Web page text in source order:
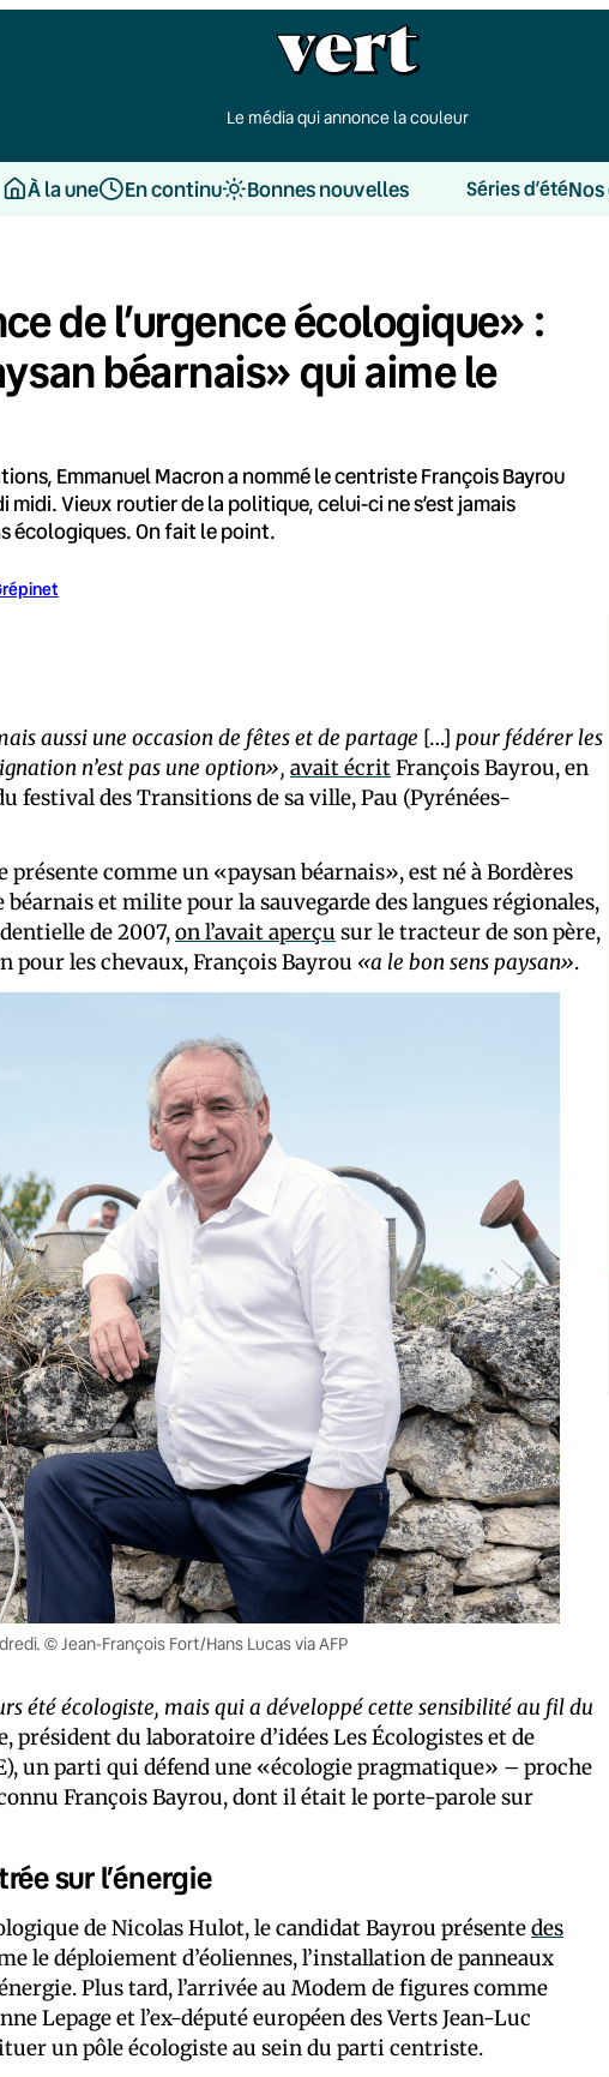
Le média qui annonce la couleur
À la une En continu Bonnes nouvelles Séries d’été
de l’urgence écologique» :
béarnais» qui aime le
Emmanuel Macron a nommé le centriste François Bayrou
Vieux routier de la politique, celui-ci ne s’est jamais
écologiques. On fait le point.
aussi une occasion de fêtes et de partage […] pour fédérer les
n’est pas une option», avait écritFrançois Bayrou, en
festival des Transitions de sa ville, Pau (Pyrénées-
comme un «paysan béarnais», est né à Bordères
et milite pour la sauvegarde des langues régionales,
de 2007,on l’avait aperçu sur le tracteur de son père,
pour les chevaux, François Bayrou «a le bon sens paysan».
© Jean-François Fort/Hans Lucas via AFP
été écologiste, mais qui a développé cette sensibilité au fil du
président du laboratoire d’idées Les Écologistes et de
un parti qui défend une «écologie pragmatique» – proche
François Bayrou, dont il était le porte-parole sur
sur l’énergie
de Nicolas Hulot, le candidat Bayrou présentedes
le déploiement d’éoliennes, l’installation de panneaux
Plus tard, l’arrivée au Modem de figures comme
Lepage et l’ex-député européen des Verts Jean-Luc
un pôle écologiste au sein du parti centriste.